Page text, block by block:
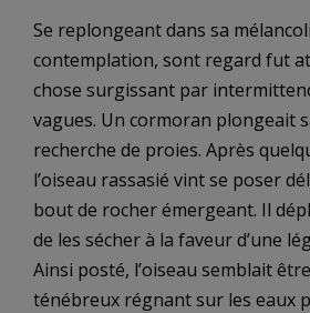
Se replongeant dans sa
contemplation, sont regard fut
chose surgissant par
vagues. Un cormoran plongeait
recherche de proies. Après
l’oiseau rassasié vint se poser
bout de rocher émergeant. Il
de les sécher à la faveur d’une
Ainsi posté, l’oiseau semblait
ténébreux régnant sur les eaux